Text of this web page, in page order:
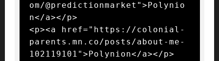
om/@predictionmarket">Polynio
n</a></p>
<p><a href="https://colonial-
parents.mn.co/posts/about-me-
102119101">Polynion</a></p>